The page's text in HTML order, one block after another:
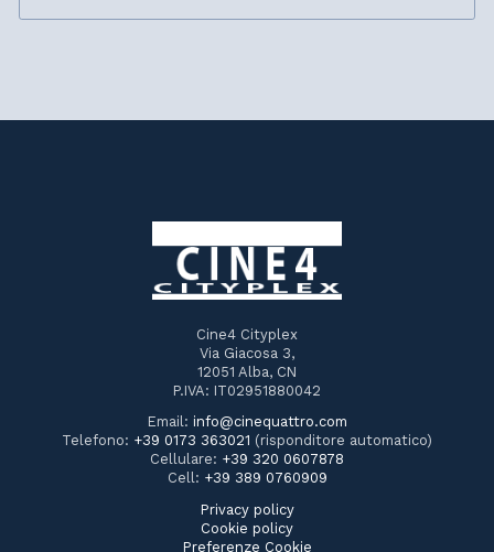
Cine4 Cityplex
Via Giacosa 3,
12051 Alba, CN
P.IVA: IT02951880042
Email: info@cinequattro.com
Telefono: +39 0173 363021 (risponditore automatico)
Cellulare: +39 320 0607878
Cell: +39 389 0760909
Privacy policy
Cookie policy
Preferenze Cookie